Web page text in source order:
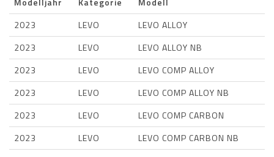
2023
LEVO
LEVO ALLOY
2023
LEVO
LEVO ALLOY NB
2023
LEVO
LEVO COMP ALLOY
2023
LEVO
LEVO COMP ALLOY NB
2023
LEVO
LEVO COMP CARBON
2023
LEVO
LEVO COMP CARBON NB